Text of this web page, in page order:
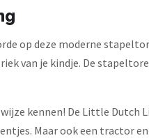
op deze moderne
van je kindje. De
wijze kennen! De Little
Maar ook een tractor